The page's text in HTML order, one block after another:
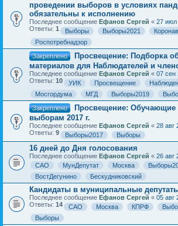
проведении выборов в условиях
обязательны к исполнению
Последнее сообщение Ефанов Сергей « 27 июл
Ответы: 1 Выборы Выборы2021
Роспотребнадзор
Закреплено
Просвещение: Подборка
материалов для Наблюдателей и
Последнее сообщение Ефанов Сергей « 07 сен
Ответы: 10 УИК Просвещение
Мосгордума
МГД Выборы2019
Закреплено
Просвещение:
выборам 2017 г.
Последнее сообщение Ефанов Сергей « 28 авг
Ответы: 9 Выборы2017 Выборы
16 дней до Дня голосования
Последнее сообщение Ефанов Сергей « 26 авг
САО
МунДепутат Москва
ВостДегунино
Бескудниковский
Кандидаты в муниципальные
Последнее сообщение Ефанов Сергей « 05 авг
Ответы: 14 САО Москва КПРФ
Выборы